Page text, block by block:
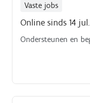
Vaste jobs
Online sinds 14
Ondersteunen en